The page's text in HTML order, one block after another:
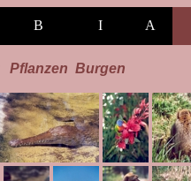
B I A
Pflanzen Burgen